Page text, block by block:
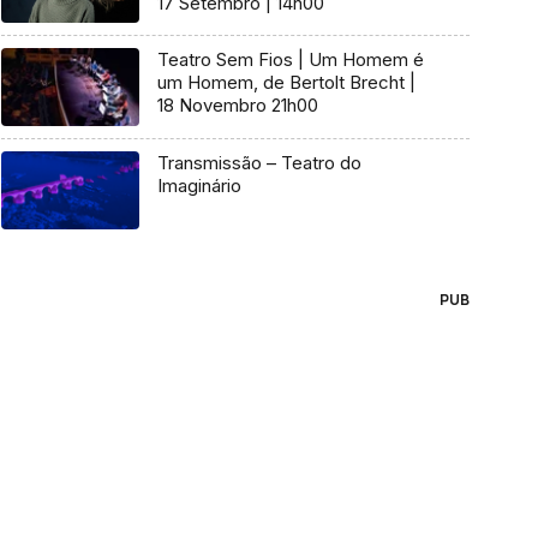
Teatro Sem Fios | Um Homem é
um Homem, de Bertolt Brecht |
18 Novembro 21h00
Transmissão – Teatro do
Imaginário
PUB